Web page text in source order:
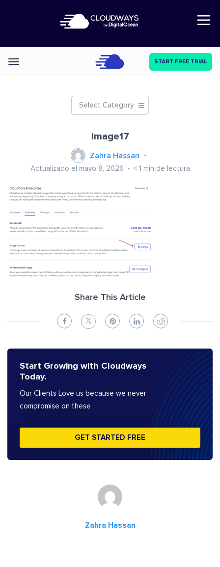
Open Nav
Categories START FREE TRIAL
Select Category
image17
Zahra Hassan
Actualizado el mayo 8, 2026 < 1 min de lectura
Share This Article
Start Growing with Cloudways
Today.
Our Clients Love us because we never
compromise on these
GET STARTED FREE
Zahra Hassan